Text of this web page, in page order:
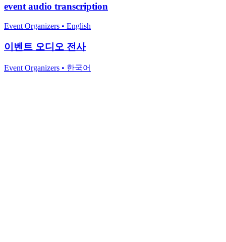
event audio transcription
Event Organizers • English
이벤트 오디오 전사
Event Organizers • 한국어